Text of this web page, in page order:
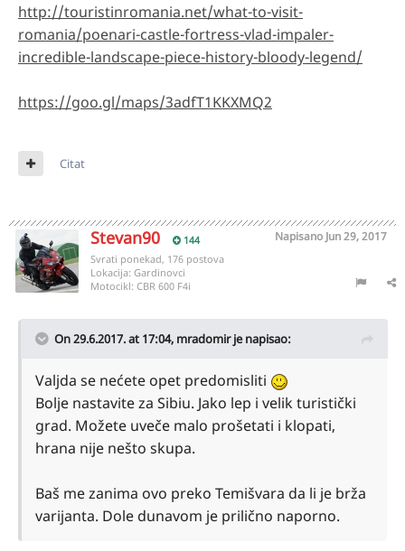
http://touristinromania.net/what-to-visit-
romania/poenari-castle-fortress-vlad-impaler-
incredible-landscape-piece-history-bloody-legend/
https://goo.gl/maps/3adfT1KKXMQ2
Citat
Stevan90 144 Napisano Jun 29, 2017
Svrati ponekad, 176 postova
Lokacija: Gardinovci
Motocikl: CBR 600 F4i
On 29.6.2017. at 17:04, mradomirje napisao:
Valjda se nećete opet predomisliti
Bolje nastavite za Sibiu. Jako lep i velik turistički
grad. Možete uveče malo prošetati i klopati,
hrana nije nešto skupa.
Baš me zanima ovo preko Temišvara da li je brža
varijanta. Dole dunavom je prilično naporno.